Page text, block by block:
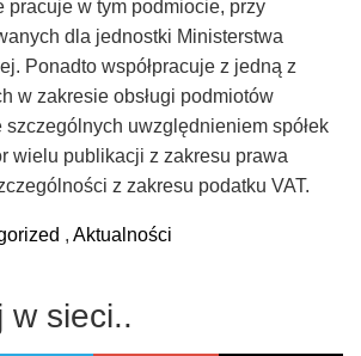
pracuje w tym podmiocie, przy
dla jednostki Ministerstwa
Ponadto współpracuje z jedną z
w zakresie obsługi podmiotów
uwzględnieniem spółek
wielu publikacji z zakresu prawa
z zakresu podatku VAT.
, Aktualności
w sieci..